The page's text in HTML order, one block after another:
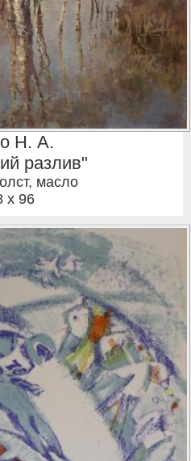
Н. А.
разлив"
масло
x 96